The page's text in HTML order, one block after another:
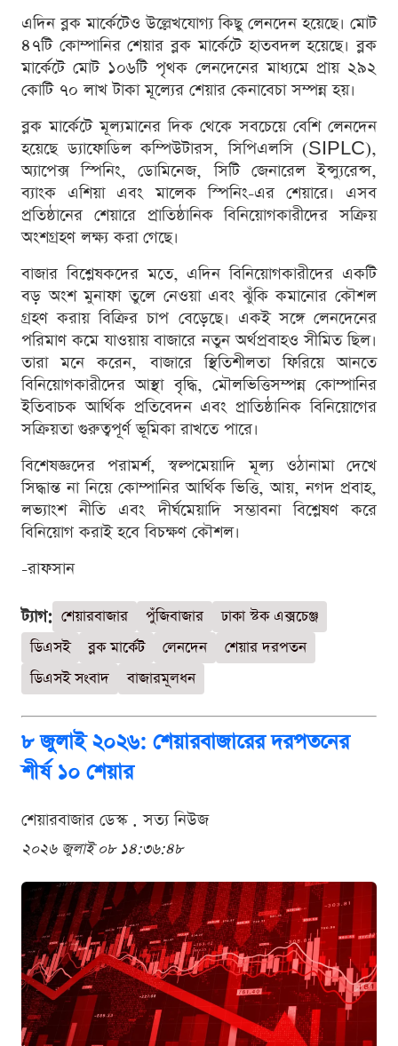
এদিন ব্লক মার্কেটেও উল্লেখযোগ্য কিছু লেনদেন হয়েছে। মোট
৪৭টি কোম্পানির শেয়ার ব্লক মার্কেটে হাতবদল হয়েছে। ব্লক
মার্কেটে মোট ১০৬টি পৃথক লেনদেনের মাধ্যমে প্রায় ২৯২
কোটি ৭০ লাখ টাকা মূল্যের শেয়ার কেনাবেচা সম্পন্ন হয়।
ব্লক মার্কেটে মূল্যমানের দিক থেকে সবচেয়ে বেশি লেনদেন
হয়েছে ড্যাফোডিল কম্পিউটারস, সিপিএলসি (SIPLC),
অ্যাপেক্স স্পিনিং, ডোমিনেজ, সিটি জেনারেল ইন্স্যুরেন্স,
ব্যাংক এশিয়া এবং মালেক স্পিনিং-এর শেয়ারে। এসব
প্রতিষ্ঠানের শেয়ারে প্রাতিষ্ঠানিক বিনিয়োগকারীদের সক্রিয়
অংশগ্রহণ লক্ষ্য করা গেছে।
বাজার বিশ্লেষকদের মতে, এদিন বিনিয়োগকারীদের একটি
বড় অংশ মুনাফা তুলে নেওয়া এবং ঝুঁকি কমানোর কৌশল
গ্রহণ করায় বিক্রির চাপ বেড়েছে। একই সঙ্গে লেনদেনের
পরিমাণ কমে যাওয়ায় বাজারে নতুন অর্থপ্রবাহও সীমিত ছিল।
তারা মনে করেন, বাজারে স্থিতিশীলতা ফিরিয়ে আনতে
বিনিয়োগকারীদের আস্থা বৃদ্ধি, মৌলভিত্তিসম্পন্ন কোম্পানির
ইতিবাচক আর্থিক প্রতিবেদন এবং প্রাতিষ্ঠানিক বিনিয়োগের
সক্রিয়তা গুরুত্বপূর্ণ ভূমিকা রাখতে পারে।
বিশেষজ্ঞদের পরামর্শ, স্বল্পমেয়াদি মূল্য ওঠানামা দেখে
সিদ্ধান্ত না নিয়ে কোম্পানির আর্থিক ভিত্তি, আয়, নগদ প্রবাহ,
লভ্যাংশ নীতি এবং দীর্ঘমেয়াদি সম্ভাবনা বিশ্লেষণ করে
বিনিয়োগ করাই হবে বিচক্ষণ কৌশল।
-রাফসান
ট্যাগ: শেয়ারবাজার পুঁজিবাজার
ঢাকা স্টক এক্সচেঞ্জ
ডিএসই
ব্লক মার্কেট লেনদেন
শেয়ার দরপতন
ডিএসই সংবাদ
বাজারমূলধন
৮ জুলাই ২০২৬: শেয়ারবাজারের দরপতনের
শীর্ষ ১০ শেয়ার
শেয়ারবাজার ডেস্ক . সত্য নিউজ
২০২৬ জুলাই ০৮ ১৪:৩৬:৪৮